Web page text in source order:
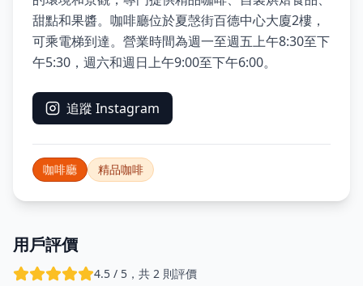
甜點和果醬。咖啡廳位於夏愨街百德中心大廈2樓，
可乘電梯到達。營業時間為週一至週五上午8:30至下
午5:30，週六和週日上午9:00至下午6:00。
追蹤 Instagram
咖啡廳 精品咖啡
用戶評價
4.5 / 5，共 2 則評價